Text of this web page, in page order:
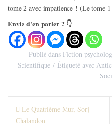
tome 2 avec impatience ! (Le tome
Envie d'en parler ? 👇
Publié dans Fiction
Scientifique
Étiqueté avec
N Le Quatrième Mur, Sorj
Chalandon